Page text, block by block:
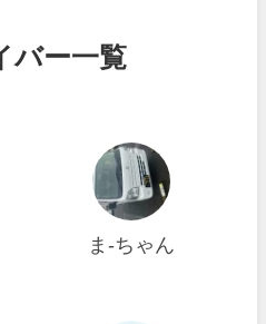
バー一覧
ま-ちゃん